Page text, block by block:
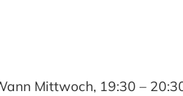
Mittwoch, 19:30 –